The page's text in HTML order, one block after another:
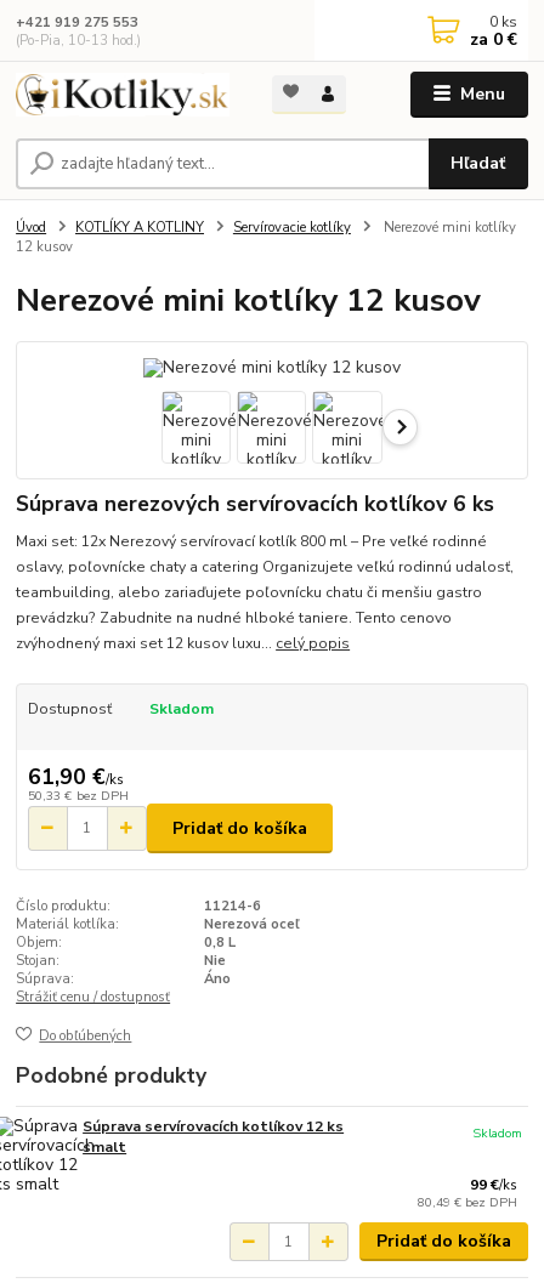
Menu
Hľadať
+421 919 275 553
(Po-Pia, 10-13 hod.)
0 ks
za 0 €
Úvod KOTLÍKY A KOTLINY Servírovacie kotlíky
Nerezové mini kotlíky
12 kusov
Nerezové mini kotlíky 12 kusov
Súprava nerezových servírovacích kotlíkov 6 ks
Maxi set: 12x Nerezový servírovací kotlík 800 ml – Pre veľké rodinné
oslavy, poľovnícke chaty a catering Organizujete veľkú rodinnú udalosť,
teambuilding, alebo zariaďujete poľovnícku chatu či menšiu gastro
prevádzku? Zabudnite na nudné hlboké taniere. Tento cenovo
zvýhodnený maxi set 12 kusov luxu... celý popis
Dostupnosť Skladom
61,90 €/ks
50,33 € bez DPH
Pridať do košíka
Číslo produktu:
11214-6
Materiál kotlíka:
Nerezová oceľ
Objem:
0,8 L
Stojan:
Nie
Súprava:
Áno
Strážiť cenu / dostupnosť
Do obľúbených
Podobné produkty
Súprava servírovacích kotlíkov 12 ks
smalt
99 €/ks
80,49 € bez DPH
Skladom
Pridať do košíka